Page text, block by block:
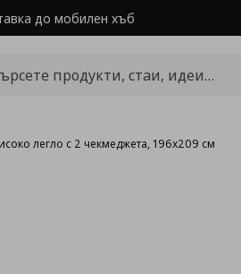
до мобилен хъб
легло с 2 чекмеджета, 196x209 см